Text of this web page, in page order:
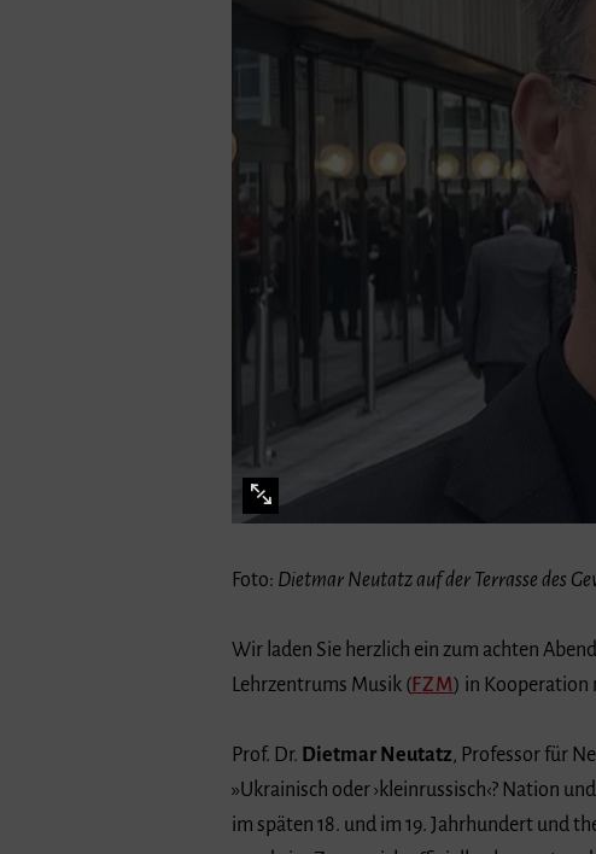
Foto: Dietmar Neutatz auf der Terrasse des
Wir laden Sie herzlich ein zum achten
Lehrzentrums Musik (FZM) in Kooperation
Prof. Dr. Dietmar Neutatz , Professor für
»Ukrainisch oder ›kleinrussisch‹? Nation
im späten 18. und im 19. Jahrhundert und